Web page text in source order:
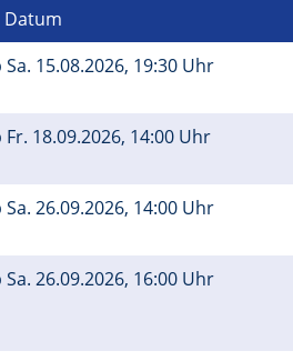
Datum
Sa. 15.08.2026, 19:30 Uhr
Fr. 18.09.2026, 14:00 Uhr
Sa. 26.09.2026, 14:00 Uhr
Sa. 26.09.2026, 16:00 Uhr